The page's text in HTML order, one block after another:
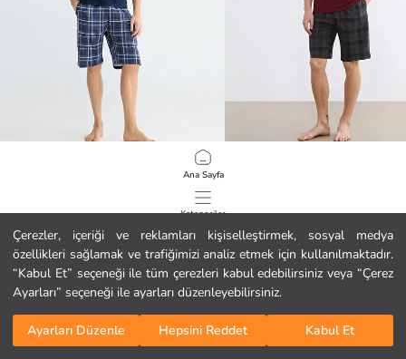
Çerezler, içeriği ve reklamları kişiselleştirmek, sosyal medya
özellikleri sağlamak ve trafiğimizi analiz etmek için kullanılmaktadır.
“Kabul Et” seçeneği ile tüm çerezleri kabul edebilirsiniz veya “Çerez
Ayarları” seçeneği ile ayarları düzenleyebilirsiniz.
Ayarları Düzenle Hepsini Reddet Kabul Et
Ana Sayfa
Kategoriler
Sepetim
Standart Kalıp Erkek Şortlu Pijama Takımı
125